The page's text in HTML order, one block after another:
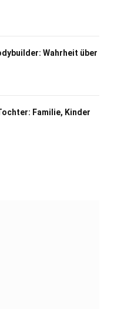
Wahrheit über
Familie, Kinder